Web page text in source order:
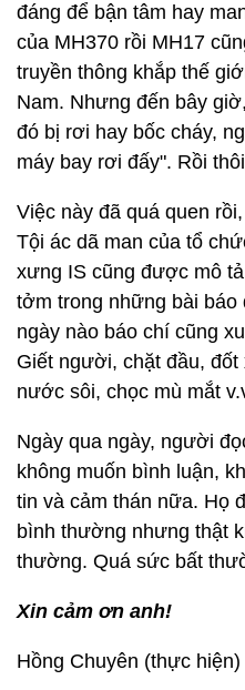
đáng để bận tâm hay
của MH370 rồi MH17
truyền thông khắp thế
Nam. Nhưng đến bây
đó bị rơi hay bốc cháy,
máy bay rơi đấy". Rồi
Việc này đã quá quen
Tội ác dã man của tổ
xưng IS cũng được mô
tởm trong những bài báo
ngày nào báo chí cũng
Giết người, chặt đầu, đốt
nước sôi, chọc mù mắt
Ngày qua ngày, người
không muốn bình luận,
tin và cảm thán nữa. Họ
bình thường nhưng thật
thường. Quá sức bất
Xin cảm ơn anh!
Hồng Chuyên (thực hiện)